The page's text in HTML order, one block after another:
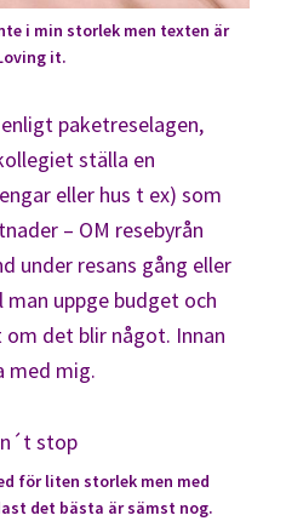
i min storlek men texten är
it.
paketreselagen,
ställa en
eller hus t ex) som
– OM resebyrån
under resans gång eller
man uppge budget och
om det blir något. Innan
med mig.
för liten storlek men med
det bästa är sämst nog.